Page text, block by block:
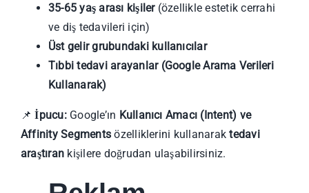
35-65 yaş arası kişiler(özellikle estetik cerrahi
ve diş tedavileri için)
Üst gelir grubundaki kullanıcılar
Tıbbi tedavi arayanlar (Google Arama Verileri
Kullanarak)
📌İpucu:Google’ın Kullanıcı Amacı (Intent) ve
Affinity Segments özelliklerini kullanaraktedavi
araştıran kişilere doğrudan ulaşabilirsiniz.